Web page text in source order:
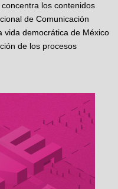
los contenidos
de Comunicación
vida democrática de México
de los procesos